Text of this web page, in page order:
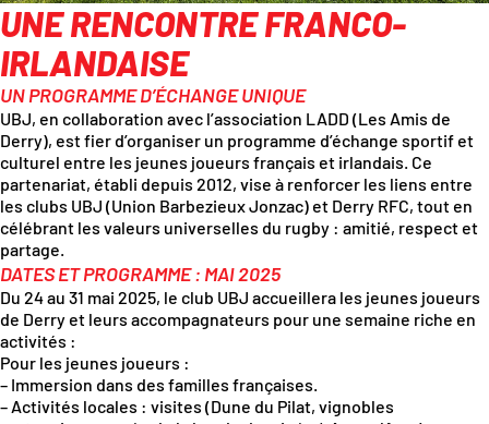
UNE RENCONTRE FRANCO-
IRLANDAISE
UN PROGRAMME D’ÉCHANGE UNIQUE
UBJ, en collaboration avec l’association LADD (Les Amis de
Derry), est fier d’organiser un programme d’échange sportif et
culturel entre les jeunes joueurs français et irlandais. Ce
partenariat, établi depuis 2012, vise à renforcer les liens entre
les clubs UBJ (Union Barbezieux Jonzac) et Derry RFC, tout en
célébrant les valeurs universelles du rugby : amitié, respect et
partage.
DATES ET PROGRAMME : MAI 2025
Du 24 au 31 mai 2025, le club UBJ accueillera les jeunes joueurs
de Derry et leurs accompagnateurs pour une semaine riche en
activités :
Pour les jeunes joueurs :
– Immersion dans des familles françaises.
– Activités locales : visites (Dune du Pilat, vignobles